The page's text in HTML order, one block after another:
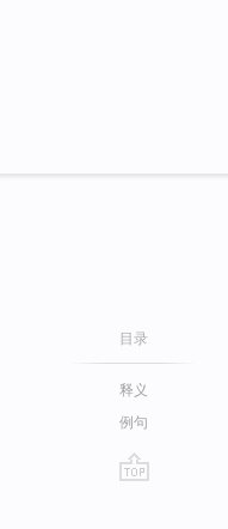
目录
释义
例句